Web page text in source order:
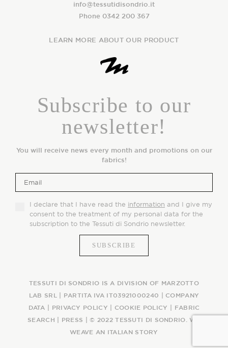
info@tessutidisondrio.it
Phone 0342 200 367
LEARN MORE ABOUT OUR PRODUCT
Subscribe to our
newsletter!
You will receive news every month and promotions on our
fabrics!
I declare that I have read the information and I give my
consent to the treatment of my personal data for the
subscription to the Tessuti di Sondrio newsletter.
TESSUTI DI SONDRIO IS A DIVISION OF MARZOTTO
LAB SRL | PARTITA IVA IT03921000240 | COMPANY
DATA
PRIVACY POLICY COOKIE POLICY
FABRIC
SEARCH
PRESS | © 2022 TESSUTI DI SONDRIO. WE
WEAVE AN ITALIAN STORY